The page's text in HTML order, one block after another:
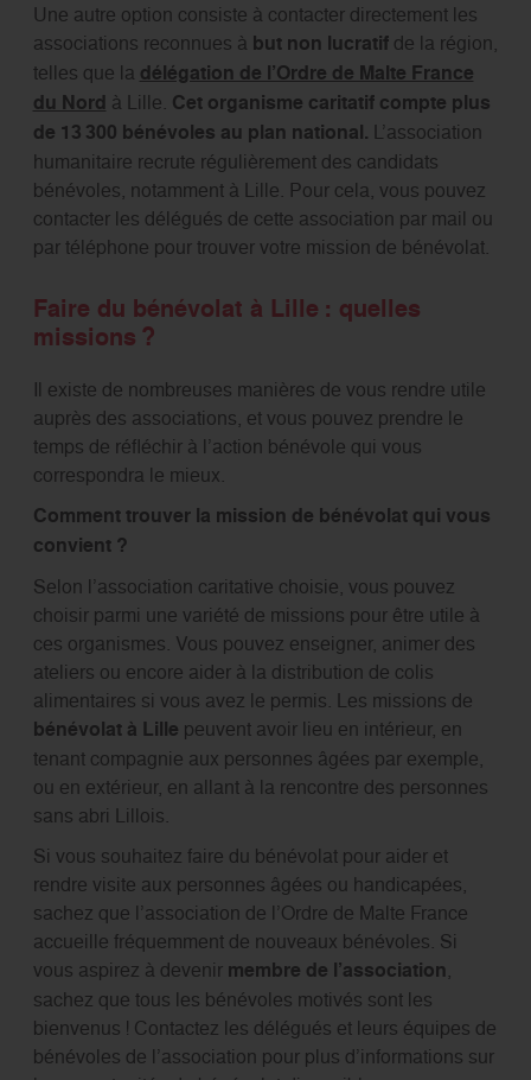
Une autre option consiste à contacter directement les
associations reconnues à but non lucratif de la région,
telles que la délégation de l’Ordre de Malte France
du Nord à Lille. Cet organisme caritatif compte plus
de 13 300 bénévoles au plan national. L’association
humanitaire recrute régulièrement des candidats
bénévoles, notamment à Lille. Pour cela, vous pouvez
contacter les délégués de cette association par mail ou
par téléphone pour trouver votre mission de bénévolat.
Faire du bénévolat à Lille : quelles
missions ?
Il existe de nombreuses manières de vous rendre utile
auprès des associations, et vous pouvez prendre le
temps de réfléchir à l’action bénévole qui vous
correspondra le mieux.
Comment trouver la mission de bénévolat qui vous
convient ?
Selon l’association caritative choisie, vous pouvez
choisir parmi une variété de missions pour être utile à
ces organismes. Vous pouvez enseigner, animer des
ateliers ou encore aider à la distribution de colis
alimentaires si vous avez le permis. Les missions de
bénévolat à Lille peuvent avoir lieu en intérieur, en
tenant compagnie aux personnes âgées par exemple,
ou en extérieur, en allant à la rencontre des personnes
sans abri Lillois.
Si vous souhaitez faire du bénévolat pour aider et
rendre visite aux personnes âgées ou handicapées,
sachez que l’association de l’Ordre de Malte France
accueille fréquemment de nouveaux bénévoles. Si
vous aspirez à devenir membre de l’association,
sachez que tous les bénévoles motivés sont les
bienvenus ! Contactez les délégués et leurs équipes de
bénévoles de l’association pour plus d’informations sur